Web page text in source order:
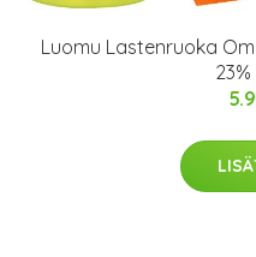
Luomu Lastenruoka